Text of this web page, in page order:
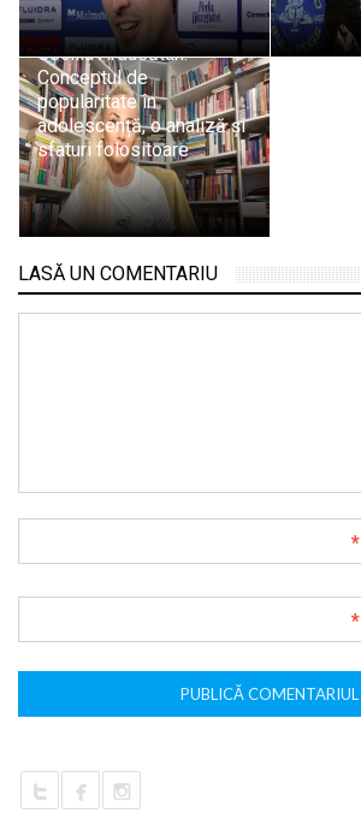
Psiholog Psihoterapeut
Cecilia Ardusătan:
Conceptul de
popularitate în
adolescență, o analiză și
sfaturi folositoare
LASĂ UN COMENTARIU
*
*